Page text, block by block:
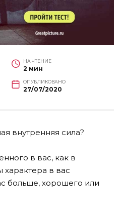
НА ЧТЕНИЕ
2 мин
ОПУБЛИКОВАНО
27/07/2020
внутренняя сила?
в вас, как в
характера в вас
больше, хорошего или